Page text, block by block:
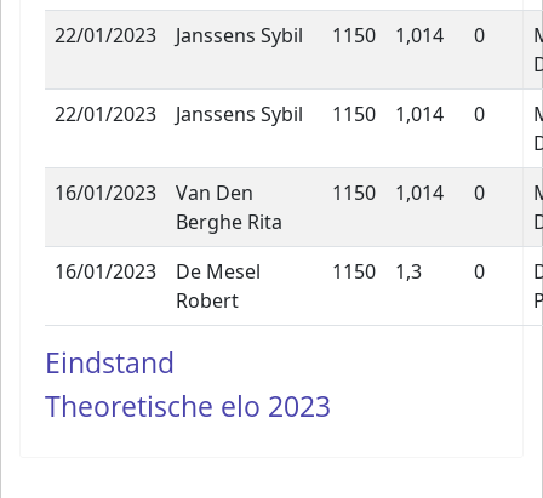
22/01/2023
Janssens Sybil 1150 1,014 0
22/01/2023
Janssens Sybil 1150 1,014 0
16/01/2023
Van Den
Berghe Rita
1150 1,014 0
16/01/2023
De Mesel
Robert
1150 1,3 0
Eindstand
Theoretische elo 2023